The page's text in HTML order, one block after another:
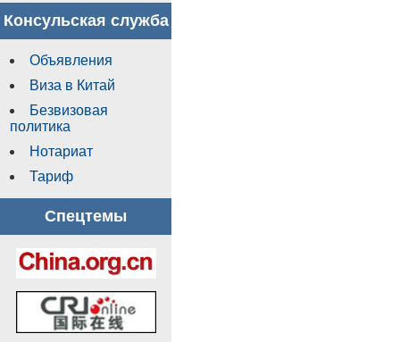
Консульская служба
Объявления
Виза в Китай
Безвизовая
политика
Нотариат
Тариф
Спецтемы